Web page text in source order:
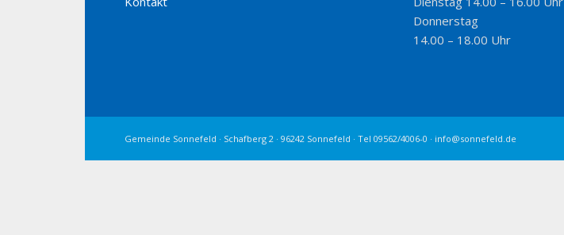
Donnerstag
14.00 – 18.00 Uhr
Gemeinde Sonnefeld · Schafberg 2 · 96242 Sonnefeld · Tel 09562/4006-0 · info@sonnefeld.de